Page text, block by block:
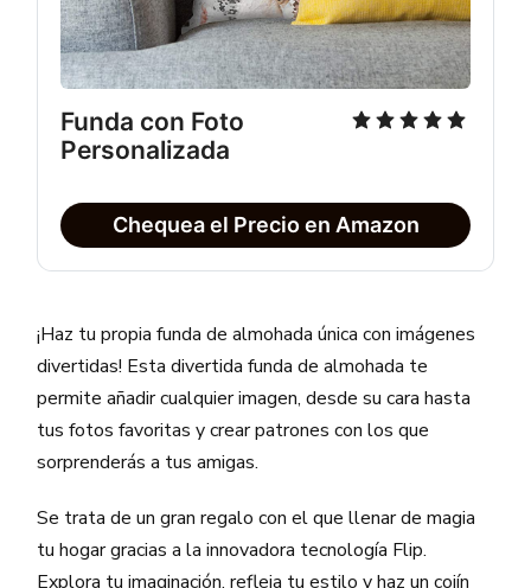
Funda con Foto
Personalizada
Chequea el Precio en Amazon
¡Haz tu propia funda de almohada única con imágenes
divertidas! Esta divertida funda de almohada te
permite añadir cualquier imagen, desde su cara hasta
tus fotos favoritas y crear patrones con los que
sorprenderás a tus amigas.
Se trata de un gran regalo con el que llenar de magia
tu hogar gracias a la innovadora tecnología Flip.
Explora tu imaginación, refleja tu estilo y haz un cojín